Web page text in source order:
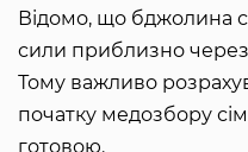
Відомо, що бджолина
сили приблизно через
Тому важливо
початку медозбору
готовою.